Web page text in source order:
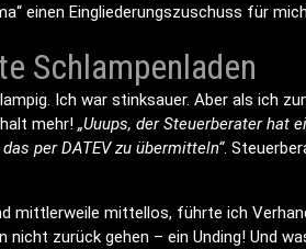
einen Eingliederungszuschuss für
Schlampenladen
Ich war stinksauer. Aber als ich
mehr! „Uuups, der Steuerberater hat
per DATEV zu übermitteln“.
mittlerweile mittellos, führte ich
nicht zurück gehen – ein Unding! Und